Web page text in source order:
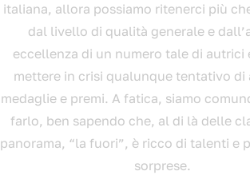
italiana, allora possiamo ritenerci più
dal livello di qualità generale e
eccellenza di un numero tale di autrici
mettere in crisi qualunque tentativo di
medaglie e premi. A fatica, siamo
farlo, ben sapendo che, al di là delle
panorama, “la fuori”, è ricco di talenti e
sorprese.